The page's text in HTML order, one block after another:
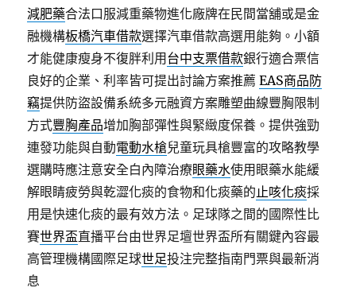
減肥藥合法口服減重藥物進化廠牌在民間當舖或是金
融機構板橋汽車借款選擇汽車借款高選用能夠。小額
才能健康瘦身不復胖利用 台中支票借款銀行適合票信
良好的企業、利率皆可提出討論方案推薦EAS商品防
竊提供防盜設備系統多元融資方案雕塑曲線豐胸限制
方式豐胸產品增加胸部彈性與緊緻度保養。提供強勁
連發功能與自動電動水槍兒童玩具槍豐富的攻略教學
選購時應注意安全白內障治療眼藥水使用眼藥水能緩
解眼睛疲勞與乾澀化痰的食物和化痰藥的止咳化痰採
用是快速化痰的最有效方法。足球隊之間的國際性比
賽世界盃直播平台由世界足壇世界盃所有關鍵內容最
高管理機構國際足球世足投注完整指南門票與最新消
息